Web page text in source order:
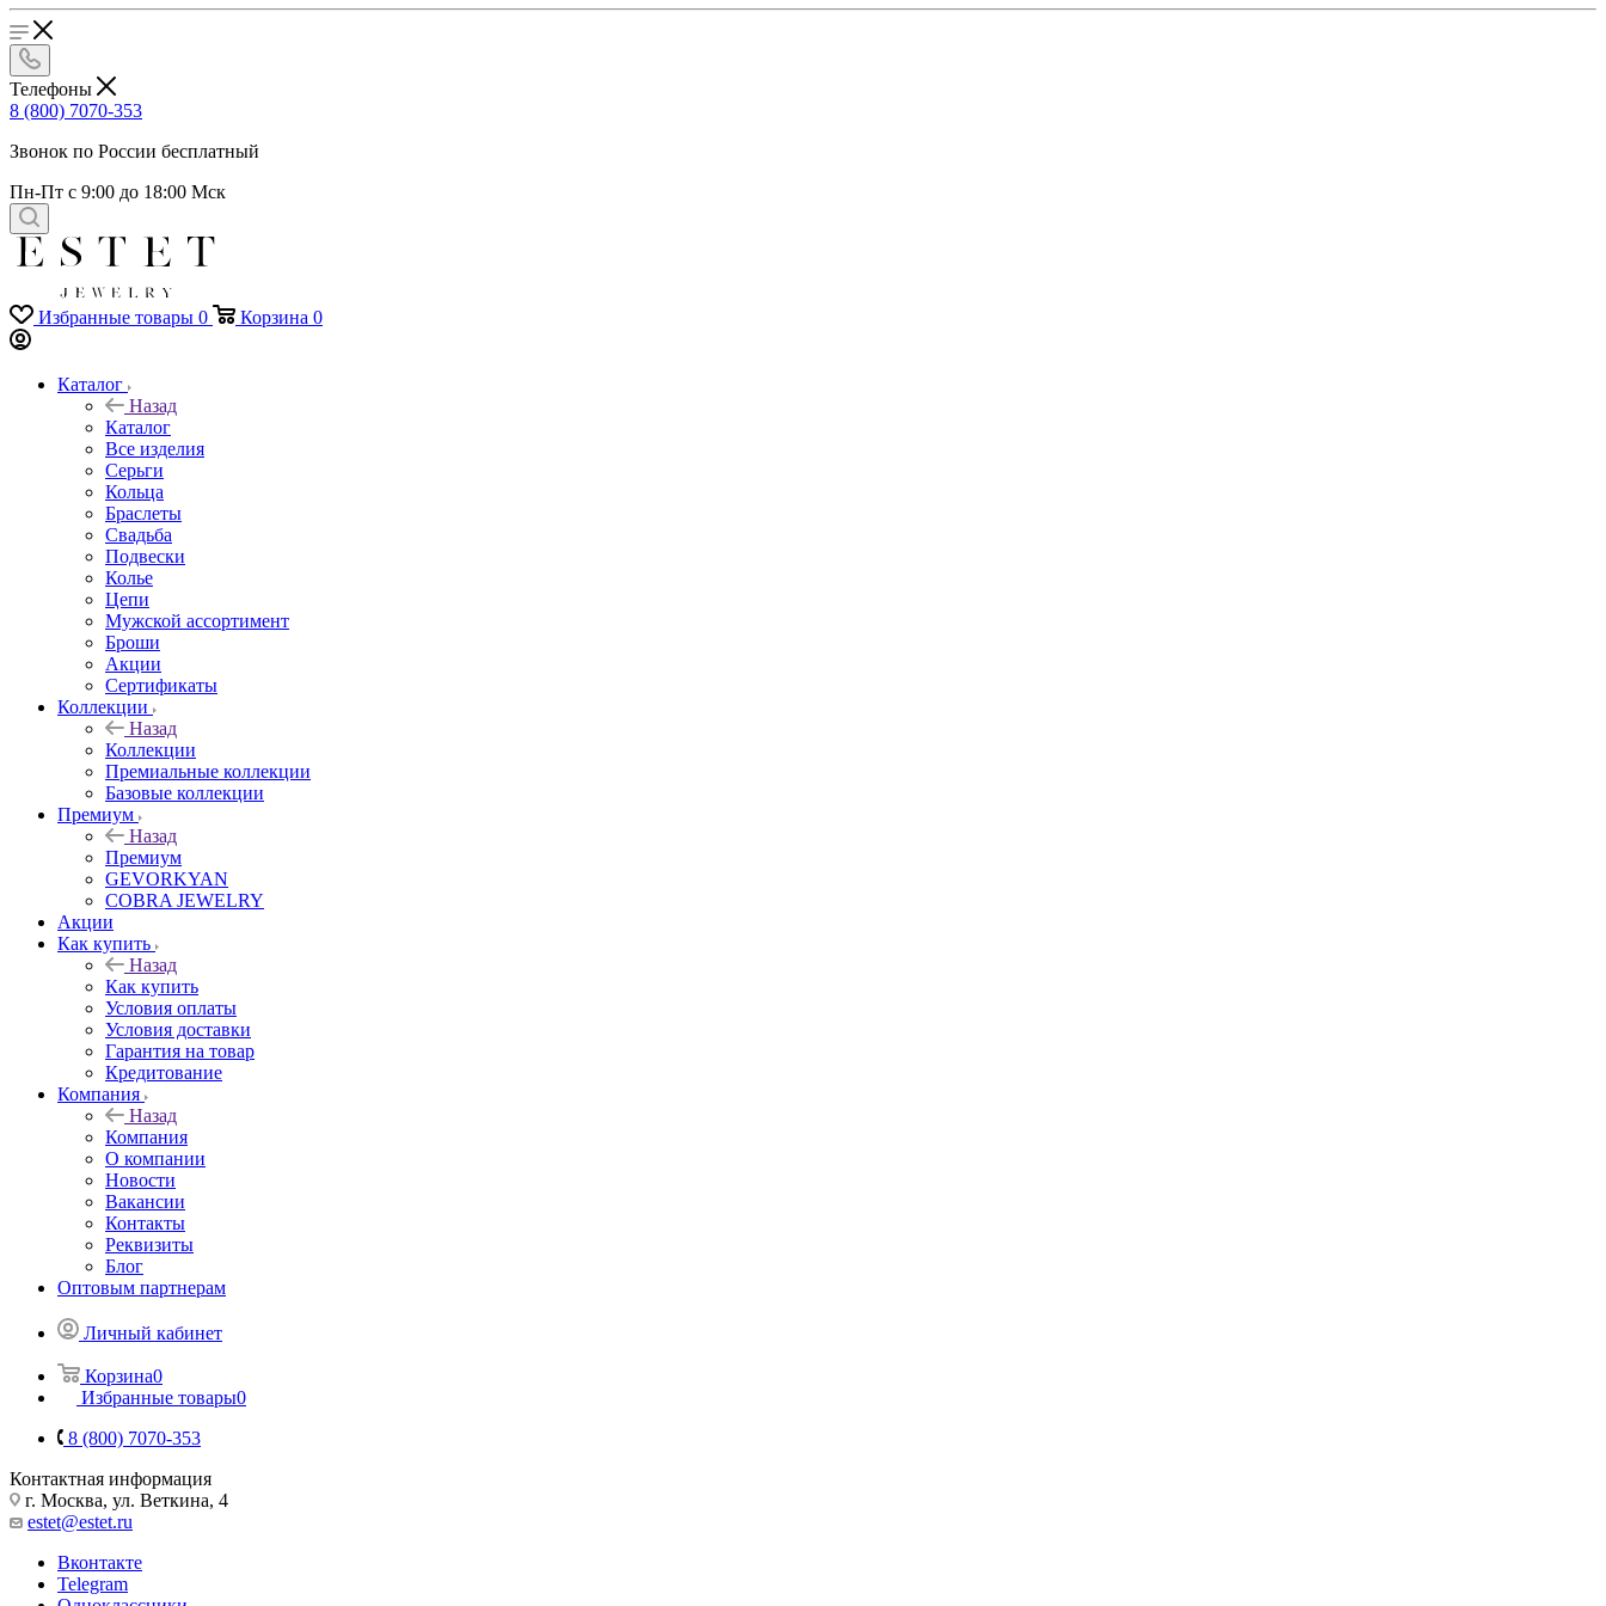
Телефоны
8 (800) 7070-353
Звонок по России бесплатный
Пн-Пт с 9:00 до 18:00 Мск
Избранные товары 0 Корзина 0
Каталог
Назад
Каталог
Все изделия
Серьги
Кольца
Браслеты
Свадьба
Подвески
Колье
Цепи
Мужской ассортимент
Броши
Акции
Сертификаты
Коллекции
Назад
Коллекции
Премиальные коллекции
Базовые коллекции
Премиум
Назад
Премиум
GEVORKYAN
COBRA JEWELRY
Акции
Как купить
Назад
Как купить
Условия оплаты
Условия доставки
Гарантия на товар
Кредитование
Компания
Назад
Компания
О компании
Новости
Вакансии
Контакты
Реквизиты
Блог
Оптовым партнерам
Личный кабинет
Корзина0
Избранные товары0
8 (800) 7070-353
Контактная информация
г. Москва, ул. Веткина, 4
estet@estet.ru
Вконтакте
Telegram